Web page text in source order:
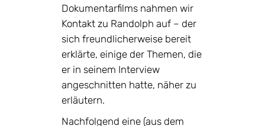
Dokumentarfilms nahmen wir
Kontakt zu Randolph auf – der
sich freundlicherweise bereit
erklärte, einige der Themen, die
er in seinem Interview
angeschnitten hatte, näher zu
erläutern.
Nachfolgend eine (aus dem